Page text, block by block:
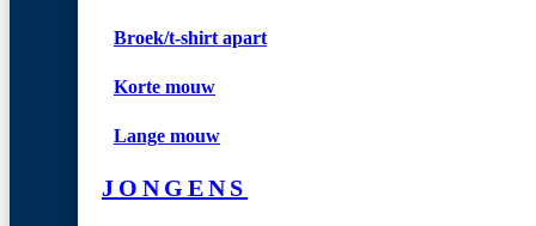
Broek/t-shirt apart
Korte mouw
Lange mouw
JONGENS